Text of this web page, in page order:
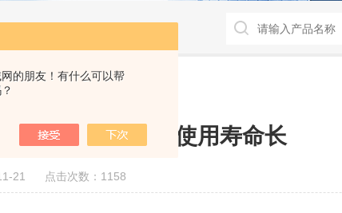
的朋友！有什么可以帮
落计数仪,空气微生物采样器,
用不锈钢设计，使用寿命长
21 点击次数：1158